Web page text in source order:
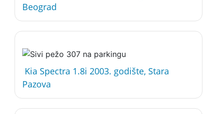
Beograd
Kia Spectra 1.8i 2003. godište, Stara
Pazova